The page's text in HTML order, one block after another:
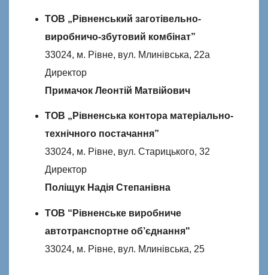
ТОВ „Рівненський заготівельно-
виробничо-збутовий комбінат”
33024, м. Рівне, вул. Млинівська, 22а
Директор
Примачок Леонтій Матвійович
ТОВ „Рівненська контора матеріально-
технічного постачання”
33024, м. Рівне, вул. Старицького, 32
Директор
Поліщук Надія Степанівна
ТОВ “Рівненське виробниче
автотранспортне об’єднанняʺ
33024, м. Рівне, вул. Млинівська, 25